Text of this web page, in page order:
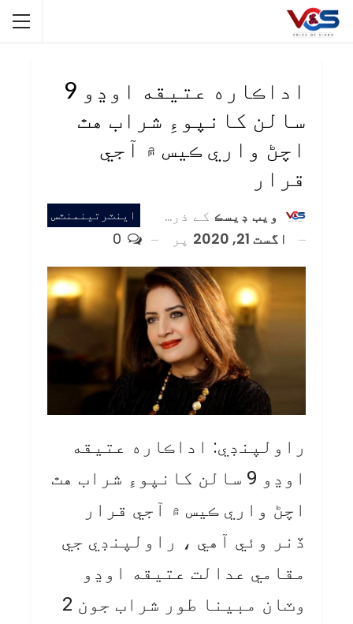
اداڪاره عتيقه اوڍو 9
سالن کانپوءِ شراب هٿ
اچڻ واري ڪيس ۾ آجي
قرار
اينٽرتينمنٽس ويب ڊيسڪ کے ذریعہ
اگست 21, 2020
پر
راولپنڊي: اداڪاره عتيقه
اوڍو 9 سالن کانپوءِ شراب هٿ
اچڻ واري ڪيس ۾ آجي قرار
ڏنر وئي آهي ، راولپنڊي جي
مقامي عدالت عتيقه اوڍو
وٽان مبينا طور شراب جون 2